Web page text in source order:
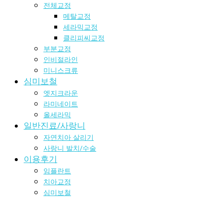
전체교정
메탈교정
세라믹교정
클리피씨교정
부분교정
인비절라인
미니스크류
심미보철
엣지크라운
라미네이트
올세라믹
일반진료/사랑니
자연치아 살리기
사랑니 발치/수술
이용후기
임플란트
치아교정
심미보철